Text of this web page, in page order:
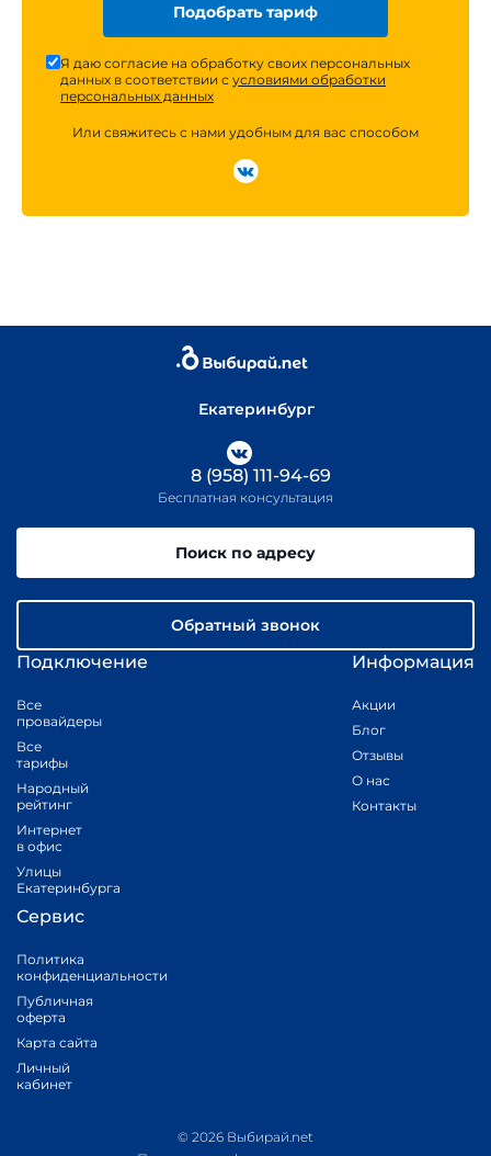
Подобрать тариф
Я даю согласие на обработку своих персональных
данных в соответствии с условиями обработки
персональных данных
Или свяжитесь с нами удобным для вас способом
Екатеринбург
Подключение
Все
провайдеры
Все
тарифы
Народный
рейтинг
Интернет
в офис
Улицы
Екатеринбурга
Информация
Акции
Блог
Отзывы
О нас
Контакты
Сервис
Политика
конфиденциальности
Публичная
оферта
Карта сайта
Личный
кабинет
8 (958) 111-94-69
Бесплатная консультация
Поиск по адресу
Обратный звонок
© 2026 Выбирай.net